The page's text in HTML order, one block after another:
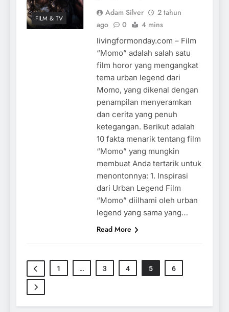
FILM & TV
Adam Silver
2 tahun
ago
0 4 mins
livingformonday.com – Film
“Momo” adalah salah satu
film horor yang mengangkat
tema urban legend dari
Momo, yang dikenal dengan
penampilan menyeramkan
dan cerita yang penuh
ketegangan. Berikut adalah
10 fakta menarik tentang film
“Momo” yang mungkin
membuat Anda tertarik untuk
menontonnya: 1. Inspirasi
dari Urban Legend Film
“Momo” diilhami oleh urban
legend yang sama yang…
Read More
1 … 3 4 5 6